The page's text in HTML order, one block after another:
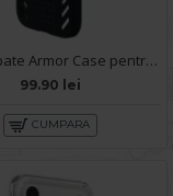
Husa spate Armor Case pentru iPhone 17 Air - Negru
99.90 lei
CUMPARA